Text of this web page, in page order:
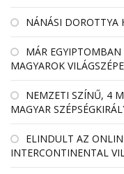
NÁNÁSI DOROTTYA
MÁR EGYIPTOMBAN
MAGYAROK VILÁGSZÉPE
NEMZETI SZÍNŰ, 4
MAGYAR
ELINDULT AZ
INTERCONTINENTAL